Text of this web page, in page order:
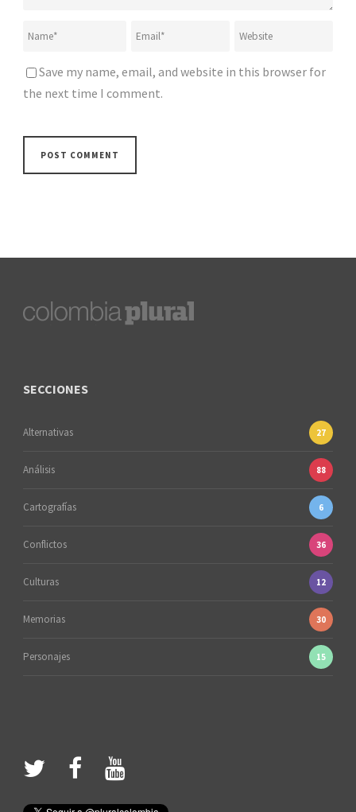
Save my name, email, and website in this browser for
the next time I comment.
SECCIONES
Alternativas 27
Análisis 88
Cartografías 6
Conflictos 36
Culturas 12
Memorias 30
Personajes 15